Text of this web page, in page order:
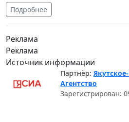
Подробнее
Реклама
Реклама
Источник информации
Партнёр:
Агентство
Зарегистрирован: